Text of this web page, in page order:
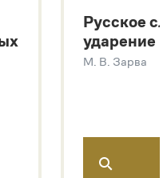
глаголов
слов
SaluteSpeech
Русское
ударение
М. В. Зарва